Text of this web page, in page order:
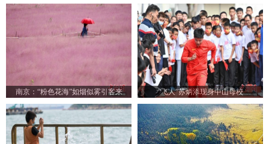
南京：“粉色花海”如烟似雾引客来 “飞人”苏炳添现身中山母校